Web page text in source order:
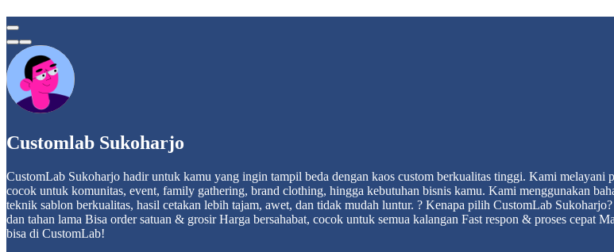
Customlab Sukoharjo
CustomLab Sukoharjo hadir untuk kamu yang ingin tampil beda dengan kaos custom berkualitas tinggi. Kami melayani
cocok untuk komunitas, event, family gathering, brand clothing, hingga kebutuhan bisnis kamu. Kami menggunakan
teknik sablon berkualitas, hasil cetakan lebih tajam, awet, dan tidak mudah luntur. ? Kenapa pilih CustomLab
dan tahan lama Bisa order satuan & grosir Harga bersahabat, cocok untuk semua kalangan Fast respon & proses cepat
bisa di CustomLab!